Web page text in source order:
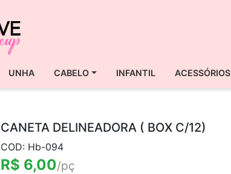
UNHA CABELO INFANTIL ACESSÓRIOS
CANETA DELINEADORA ( BOX C/12)
COD: Hb-094
R$ 6,00/pç